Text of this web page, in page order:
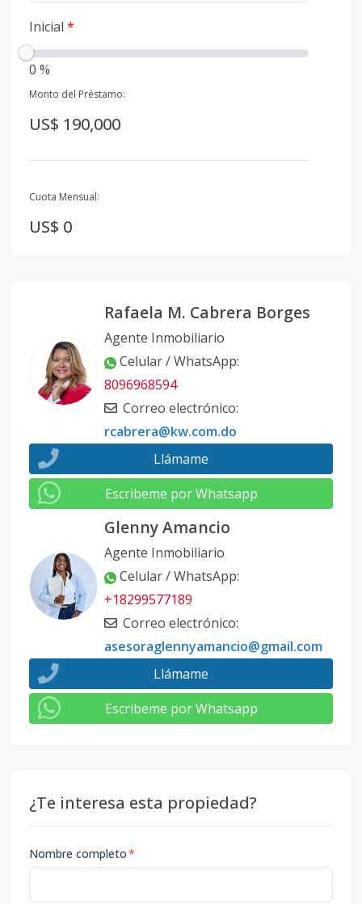
Inicial *
0 %
Monto del Préstamo:
US$ 190,000
Cuota Mensual:
US$ 0
Rafaela M. Cabrera Borges
Agente Inmobiliario
Celular / WhatsApp:
8096968594
Correo electrónico:
rcabrera@kw.com.do
Llámame
Escribeme por Whatsapp
Glenny Amancio
Agente Inmobiliario
Celular / WhatsApp:
+18299577189
Correo electrónico:
asesoraglennyamancio@gmail.com
Llámame
Escribeme por Whatsapp
¿Te interesa esta propiedad?
Nombre completo*